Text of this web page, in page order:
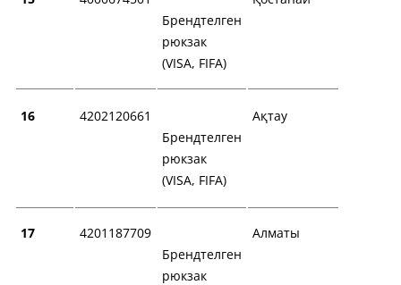
Брендтелген
рюкзак
(VISA, FIFA)
16
4202120661
Брендтелген
рюкзак
(VISA, FIFA)
Ақтау
17
4201187709
Брендтелген
рюкзак
Алматы